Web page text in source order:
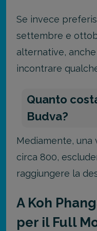
Se invece
settembre e
alternative,
incontrare
Quanto
Budva?
Mediamente, una
circa 800,
raggiungere la
A Koh
per il Full